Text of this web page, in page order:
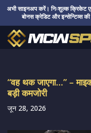
अभी साइनअप करें। निःशुल्क क्रिकेट
बोनस क्रेडिट और इन्सेन्टिव्स की
“वह थक जाएगा…” –
बड़ी कमजोरी
जून 28, 2026